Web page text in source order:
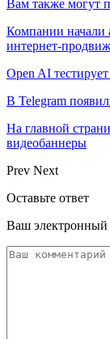
Вам также могут
Компании начали
интернет-
Open AI
В Telegram
На главной
видеобаннеры
Prev Next
Оставьте ответ
Ваш электронный